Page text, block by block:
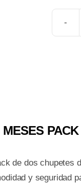
de dos
y seguridad